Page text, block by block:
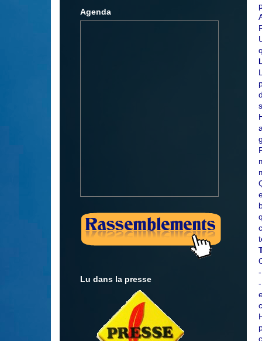
Agenda
Lu dans la presse